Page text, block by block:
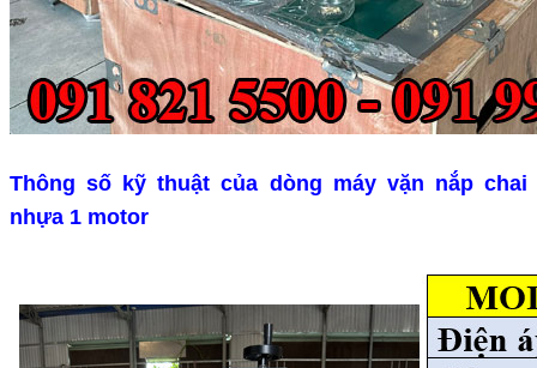
Thông số kỹ thuật của dòng máy vặn nắp chai
nhựa 1 motor